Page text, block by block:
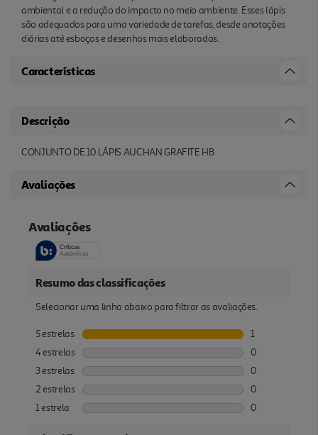
ambiental e a redução do impacto no meio ambiente. Esses lápis
são adequados para uma variedade de tarefas, desde anotações
diárias até esboços e desenhos mais elaborados.
Características
Descrição
CONJUNTO DE 10 LÁPIS AUCHAN GRAFITE HB
Avaliações